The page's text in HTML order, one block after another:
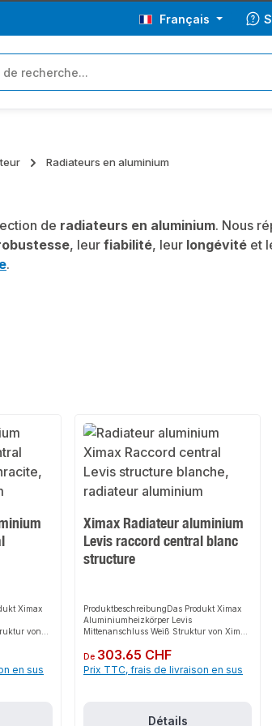
Français
Radiateurs en aluminium
de radiateurs en aluminium. Nous
, leur fiabilité, leur longévité et
.
Ximax
von
für eine
zu einer
en sus
Ximax Radiateur aluminium
Levis raccord central blanc
structure
ProduktbeschreibungDas Produkt Ximax
Aluminiumheizkörper Levis
Mittenanschluss Weiß Struktur von Ximax
Lösung zur effizienten Raumbeheizung.
Dank des modernen 50 mm
Mittenanschlusses sorgt es für perfekten
Montage machen dieses Produkt zu einer
Prix régulier :
De 303.65 CHF
Prix TTC, frais de livraison en sus
Détails